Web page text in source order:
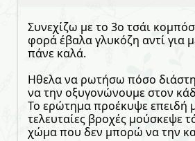
Συνεχίζω με το 3ο τσάι
φορά έβαλα γλυκόζη αντί για
πάνε καλά.
Ηθελα να ρωτήσω πόσο
να την οξυγονώνουμε στον
Το ερώτημα προέκυψε επειδή
τελευταίες βροχές μούσκεψε
χώμα που δεν μπορώ να την